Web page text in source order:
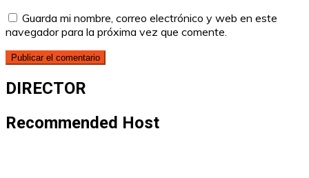
Guarda mi nombre, correo electrónico y web en este
navegador para la próxima vez que comente.
DIRECTOR
Recommended Host